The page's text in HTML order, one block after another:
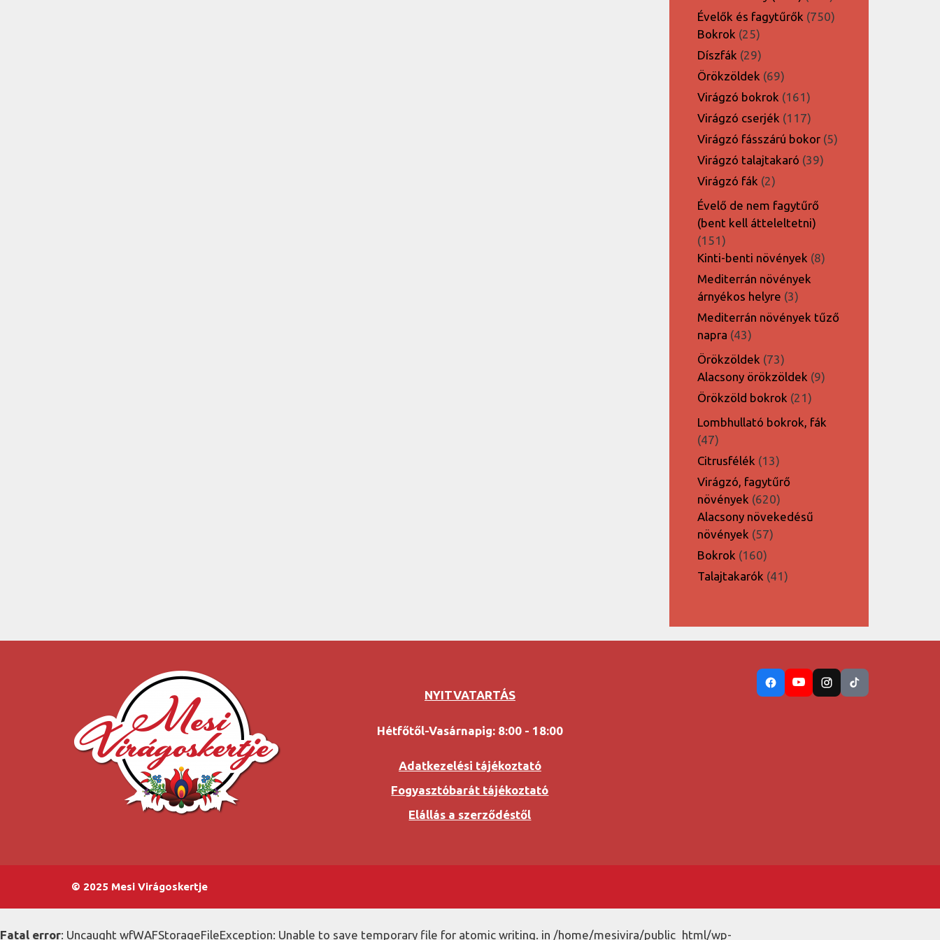
termék
Évelők és fagytűrők 750750
Bokrok 2525
termék
Díszfák 2929
termék
Örökzöldek 6969
termék
Virágzó bokrok 161161
termék
Virágzó cserjék 117117
termék
Virágzó fásszárú bokor 55
Virágzó talajtakaró 3939
Virágzó fák 22
termék
Évelő de nem fagytűrő
(bent kell átteleltetni)
151151
termék
Kinti-benti növények 88
Mediterrán növények
árnyékos helyre 33
termék
Mediterrán növények tűző
napra 4343
termék
Örökzöldek 7373
termék
Alacsony örökzöldek 99
Örökzöld bokrok 2121
termék
Lombhullató bokrok, fák
4747
termék
Citrusfélék 1313
termék
Virágzó, fagytűrő
növények 620620
termék
Alacsony növekedésű
növények 5757
Bokrok 160160
termék
Talajtakarók 4141
NYITVATARTÁS
Hétfőtől-Vasárnapig: 8:00 - 18:00
Adatkezelési tájékoztató
Fogyasztóbarát tájékoztató
Elállás a szerződéstől
© 2025 Mesi Virágoskertje
Fatal error: Uncaught wfWAFStorageFileException: Unable to save temporary file for atomic writing. in /home/mesivira/public_html/wp-